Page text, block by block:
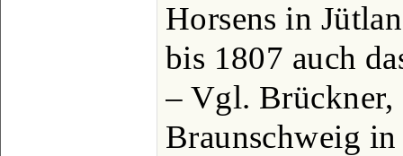
Horsens in
bis 1807 auch
– Vgl.
Braunschweig